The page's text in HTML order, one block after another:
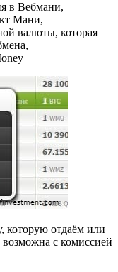
в Вебмани,
Мани,
валюты, которая
которую отдаём или
с комиссией